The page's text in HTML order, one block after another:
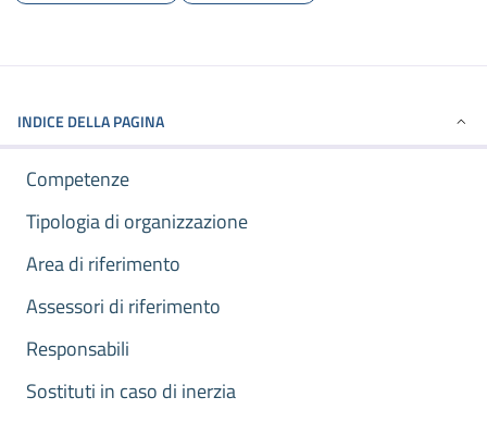
INDICE DELLA PAGINA
Competenze
Tipologia di organizzazione
Area di riferimento
Assessori di riferimento
Responsabili
Sostituti in caso di inerzia